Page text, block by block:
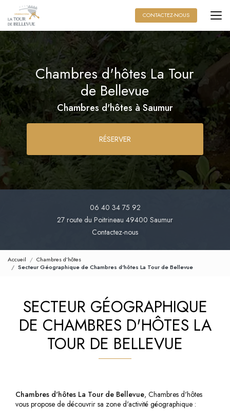
contenu
principal
CONTACTEZ-NOUS
Chambres d'hôtes La Tour
de Bellevue
Chambres d'hôtes à Saumur
RÉSERVER
06 40 34 75 92
27 route du Poitrineau 49400 Saumur
Contactez-nous
Accueil
Chambres d’hôtes
Secteur Géographique de Chambres d'hôtes La Tour de Bellevue
SECTEUR GÉOGRAPHIQUE
DE CHAMBRES D'HÔTES LA
TOUR DE BELLEVUE
Chambres d'hôtes La Tour de Bellevue, Chambres d'hôtes
vous propose de découvrir sa zone d'activité géographique :